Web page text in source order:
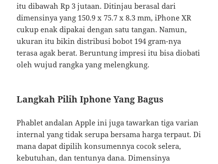
itu dibawah Rp 3 jutaan. Ditinjau berasal dari
dimensinya yang 150.9 x 75.7 x 8.3 mm, iPhone XR
cukup enak dipakai dengan satu tangan. Namun,
ukuran itu bikin distribusi bobot 194 gram-nya
terasa agak berat. Beruntung impresi itu bisa diobati
oleh wujud rangka yang melengkung.
Langkah Pilih Iphone Yang Bagus
Phablet andalan Apple ini juga tawarkan tiga varian
internal yang tidak serupa bersama harga terpaut. Di
mana dapat dipilih konsumennya cocok selera,
kebutuhan, dan tentunya dana. Dimensinya